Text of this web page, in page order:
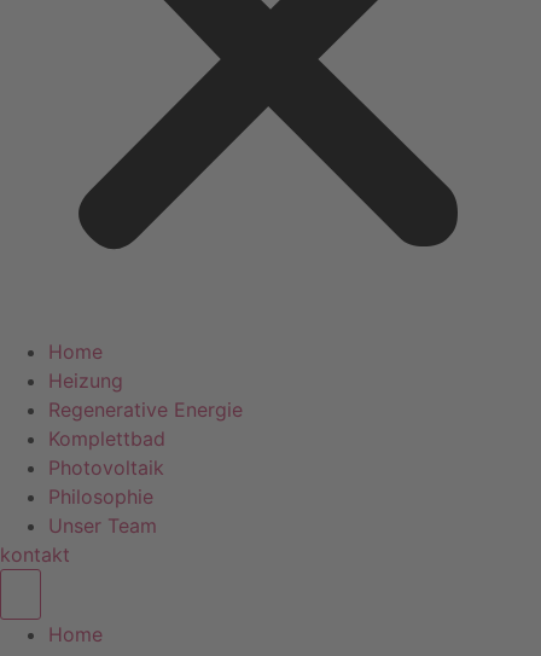
Home
Heizung
Regenerative Energie
Komplettbad
Photovoltaik
Philosophie
Unser Team
kontakt
Home